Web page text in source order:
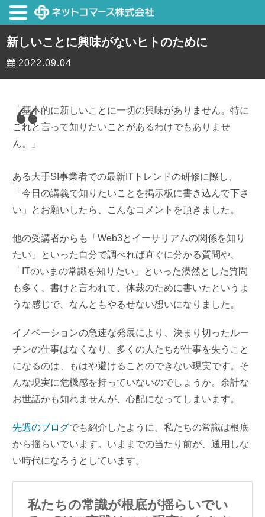
新しいことに興味がないヒトのために
2022.09.04
「基本的に新しいことに一切の興味がありません。特に
これと言って知りたいことがあるわけでもありませ
ん。」
ある大手SI事業者での最新ITトレンドの研修に際し、
「今日の講義で知りたいことを掲示板に書き込んで下さ
い」とお願いしたら、こんなコメントを頂きました。
他の受講者からも「Web3とイーサリアムの関係を知り
たい」といった自分で調べれば直ぐに分かる質問や、
「ITのいまの常識を知りたい」といった漠然とした質問
も多く、書けと言われて、体裁のために書いたというよ
うな感じで、なんともやるせない想いになりました。
イノベーションの急速な発展により、決まり切ったルー
チンの仕事はなくなり、多くの人たちが仕事を失うこと
になるのは、もはや避けることのできない現実です。そ
んな現実に危機感を持っていないのでしょうか。余計な
お世話かも知れませんが、心配になってしまいます。
先週のブログでも紹介したように、私たちの常識は根底
から揺らいでいます。いままでの当たり前が、通用しな
い時代になろうとしています。